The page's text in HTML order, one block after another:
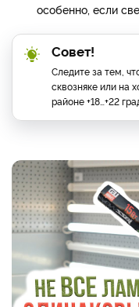
особенно, если
Совет!
Следите за тем,
сквозняке или на
районе +18…+22